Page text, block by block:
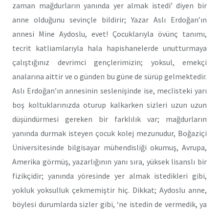
zaman mağdurların yanında yer almak istedi’ diyen bir
anne olduğunu sevinçle bildirir; Yazar Aslı Erdoğan’ın
annesi Mine Aydoslu, evet! Çocuklarıyla övünç tanımı,
tecrit katliamlarıyla hala hapishanelerde unutturmaya
çalıştığınız devrimci gençlerimizin; yoksul, emekçi
analarına aittir ve o günden bu güne de sürüp gelmektedir.
Aslı Erdoğan’ın annesinin seslenişinde ise, meclisteki yarı
boş koltuklarınızda oturup kalkarken sizleri uzun uzun
düşündürmesi gereken bir farklılık var; mağdurların
yanında durmak isteyen çocuk kolej mezunudur, Boğaziçi
Üniversitesinde bilgisayar mühendisliği okumuş, Avrupa,
Amerika görmüş, yazarlığının yanı sıra, yüksek lisanslı bir
fizikçidir; yanında yöresinde yer almak istedikleri gibi,
yokluk yoksulluk çekmemiştir hiç. Dikkat; Aydoslu anne,
böylesi durumlarda sizler gibi, ‘ne istedin de vermedik, ya